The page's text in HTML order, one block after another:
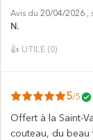
Avis du 20/04/2026 ,
N.
👍 UTILE (0)
5/5
Offert à la Saint-
couteau, du beau